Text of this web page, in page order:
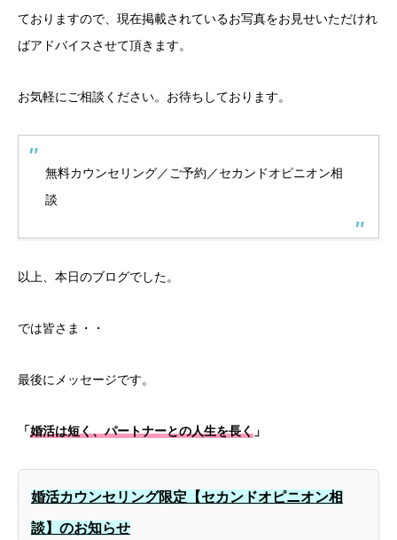
ておりますので、現在掲載されているお写真をお見せいただけれ
ばアドバイスさせて頂きます。
お気軽にご相談ください。お待ちしております。
無料カウンセリング／ご予約／セカンドオピニオン相
談
以上、本日のブログでした。
では皆さま・・
最後にメッセージです。
「婚活は短く、パートナーとの人生を長く 」
婚活カウンセリング限定【セカンドオピニオン相
談】のお知らせ